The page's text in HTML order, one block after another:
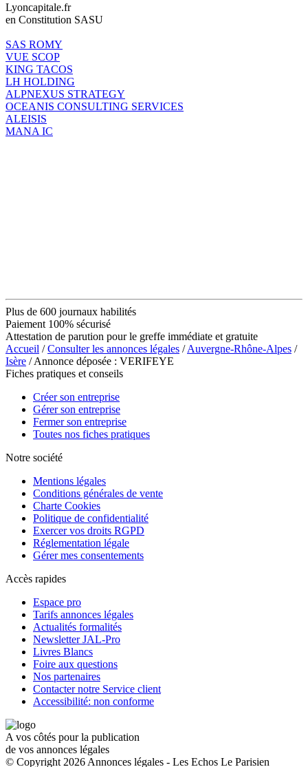
Lyoncapitale.fr
en Constitution SASU
SAS ROMY
VUE SCOP
KING TACOS
LH HOLDING
ALPNEXUS STRATEGY
OCEANIS CONSULTING SERVICES
ALEISIS
MANA IC
Plus de 600 journaux habilités
Paiement 100% sécurisé
Attestation de parution pour le greffe immédiate et gratuite
Accueil /Consulter les annonces légales /Auvergne-Rhône-Alpes /
Isère / Annonce déposée : VERIFEYE
Fiches pratiques et conseils
Créer son entreprise
Gérer son entreprise
Fermer son entreprise
Toutes nos fiches pratiques
Notre société
Mentions légales
Conditions générales de vente
Charte Cookies
Politique de confidentialité
Exercer vos droits RGPD
Réglementation légale
Gérer mes consentements
Accès rapides
Espace pro
Tarifs annonces légales
Actualités formalités
Newsletter JAL-Pro
Livres Blancs
Foire aux questions
Nos partenaires
Contacter notre Service client
Accessibilité: non conforme
A vos côtés pour la publication
de vos annonces légales
© Copyright 2026 Annonces légales - Les Echos Le Parisien